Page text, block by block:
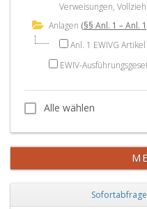
Verweisungen,
Anlagen (§§ Anl. 1 – Anl.
Anl. 1 EWIVG
EWIV-
Alle wählen
Alle wählen
Sofortabfrage